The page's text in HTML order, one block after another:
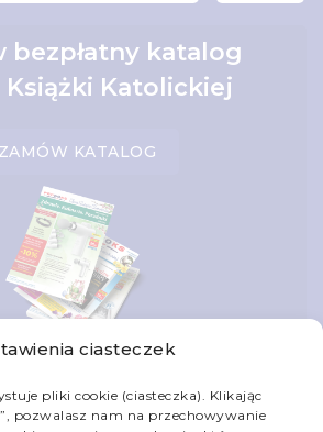
ciasteczek
pliki cookie (ciasteczka). Klikając
pozwalasz nam na przechowywanie
bezpłatny katalog
Katolickiej
ZAMÓW KATALOG